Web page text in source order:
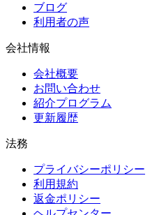
ブログ
利用者の声
会社情報
会社概要
お問い合わせ
紹介プログラム
更新履歴
法務
プライバシーポリシー
利用規約
返金ポリシー